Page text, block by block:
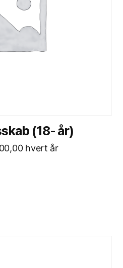
(18- år)
hvert år